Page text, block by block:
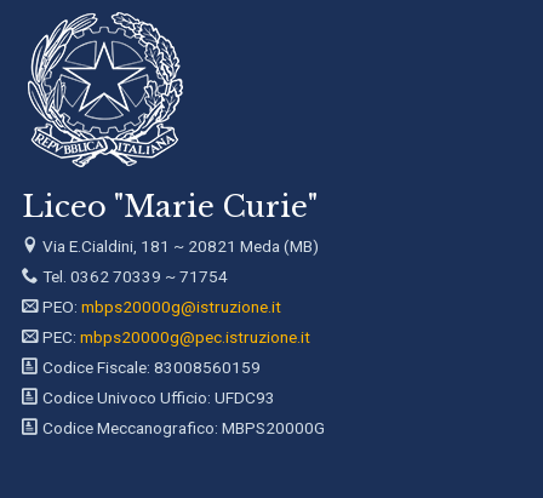
Liceo "Marie Curie"
Via E.Cialdini, 181 ~ 20821 Meda (MB)
Tel. 0362 70339 ~ 71754
PEO: mbps20000g@istruzione.it
PEC: mbps20000g@pec.istruzione.it
Codice Fiscale: 83008560159
Codice Univoco Ufficio: UFDC93
Codice Meccanografico: MBPS20000G